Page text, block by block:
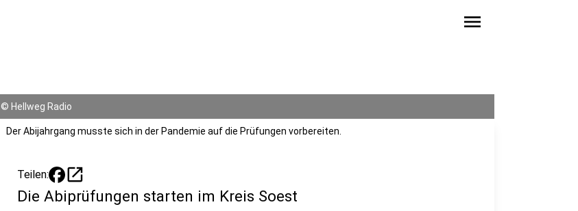
menu
© Hellweg Radio
Der Abijahrgang musste sich in der Pandemie auf die Prüfungen vorbereiten.
Teilen: open_in_new
Die Abiprüfungen starten im Kreis Soest